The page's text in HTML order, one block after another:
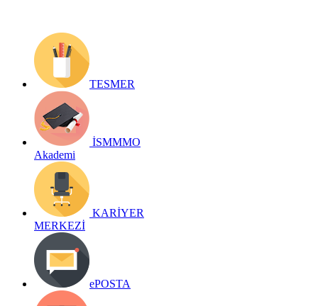
TESMER
İSMMMO
Akademi
KARİYER
MERKEZİ
ePOSTA